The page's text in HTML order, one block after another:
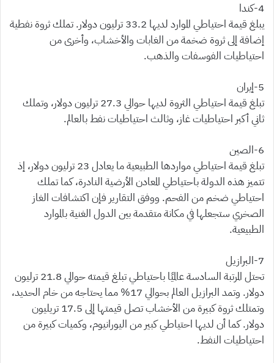
4-كندا
يبلغ قيمة احتياطي الموارد لديها 33.2 ترليون دولار. تملك ثروة نفطية
إضافة إلى ثروة ضخمة من الغابات والأخشاب، وأخرى من
احتياطيات الفوسفات والذهب.
5-إيران
تبلغ قيمة احتياطي الثروة لديها حوالي 27.3 ترليون دولار، وتملك
ثاني أكبر احتياطيات غاز، وثالث احتياطيات نفط بالعالم.
6-الصين
تبلغ قيمة احتياطي مواردها الطبيعية ما يعادل 23 ترليون دولار، إذ
تتميز هذه الدولة باحتياطي المعادن الأرضية النادرة، كما تملك
احتياطي ضخم من الفحم. ووفق التقارير فإن اكتشافات الغاز
الصخري ستجعلها في مكانة متقدمة بين الدول الغنية بالموارد
الطبيعية.
7-البرازيل
تحتل المرتبة السادسة عالميًا باحتياطي تبلغ قيمته حوالي 21.8 ترليون
دولار. وتمد البرازيل العالم بحوالي 17% مما يحتاجه من خام الحديد،
وتمتلك ثروة كبيرة من الأخشاب تصل قيمتها إلى 17.5 تريليون
دولار. كما أن لديها احتياطي كبير من اليورانيوم، وكميات كبيرة من
احتياطيات النفط.